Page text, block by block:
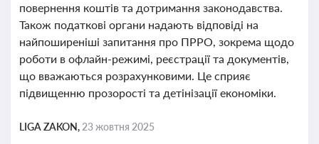
повернення коштів та дотримання законодавства.
Також податкові органи надають відповіді на
найпоширеніші запитання про ПРРО, зокрема щодо
роботи в офлайн-режимі, реєстрації та документів,
що вважаються розрахунковими. Це сприяє
підвищенню прозорості та детінізації економіки.
LIGA ZAKON, 23 жовтня 2025